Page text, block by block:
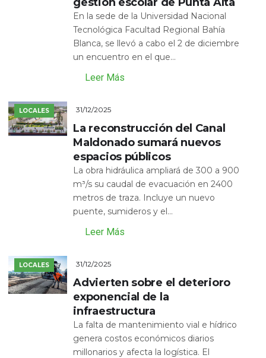
En la sede de la Universidad Nacional
Tecnológica Facultad Regional Bahía
Blanca, se llevó a cabo el 2 de diciembre
un encuentro en el que...
Leer Más
LOCALES 31/12/2025
La reconstrucción del Canal
Maldonado sumará nuevos
espacios públicos
La obra hidráulica ampliará de 300 a 900
m³/s su caudal de evacuación en 2400
metros de traza. Incluye un nuevo
puente, sumideros y el...
Leer Más
LOCALES 31/12/2025
Advierten sobre el deterioro
exponencial de la
infraestructura
La falta de mantenimiento vial e hídrico
genera costos económicos diarios
millonarios y afecta la logística. El